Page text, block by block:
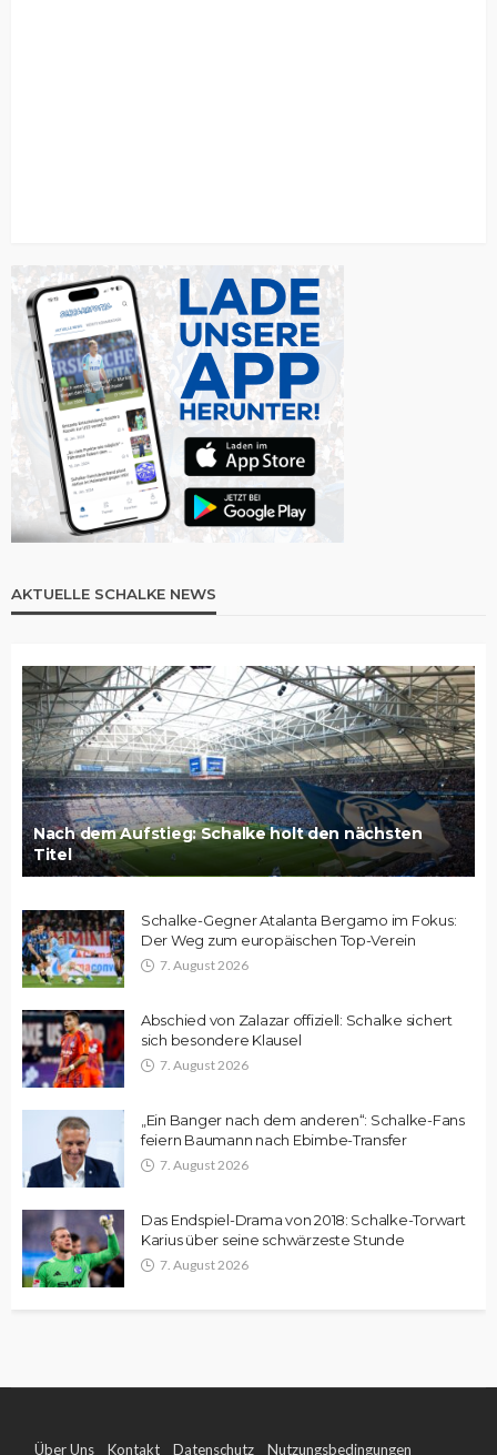
AKTUELLE SCHALKE NEWS
Nach dem Aufstieg: Schalke holt den nächsten
Titel
Schalke-Gegner Atalanta Bergamo im Fokus:
Der Weg zum europäischen Top-Verein
7. August 2026
Abschied von Zalazar offiziell: Schalke sichert
sich besondere Klausel
7. August 2026
„Ein Banger nach dem anderen“: Schalke-Fans
feiern Baumann nach Ebimbe-Transfer
7. August 2026
Das Endspiel-Drama von 2018: Schalke-Torwart
Karius über seine schwärzeste Stunde
7. August 2026
Über Uns Kontakt Datenschutz Nutzungsbedingungen